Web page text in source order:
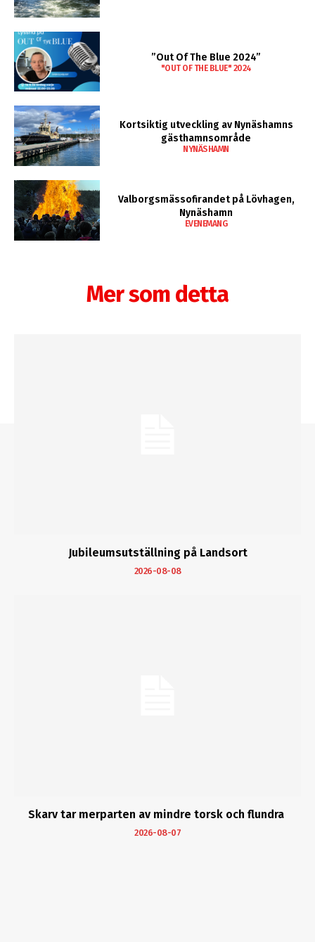
”Out Of The Blue 2024”
"OUT OF THE BLUE" 2024
Kortsiktig utveckling av Nynäshamns
gästhamnsområde
NYNÄSHAMN
Valborgsmässofirandet på Lövhagen,
Nynäshamn
EVENEMANG
Mer som detta
Jubileumsutställning på Landsort
2026-08-08
Skarv tar merparten av mindre torsk och flundra
2026-08-07